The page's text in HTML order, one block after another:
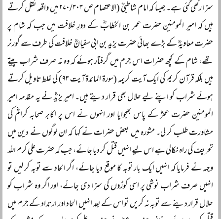
سزا رکھی گئی ہے۔ جیسا کہ امام شاطبیؒ (الاعتصام ص ۲۷۰/۳۰۳ میں واقعہ نقل کرتے
ہیں کہ امیر المومنین حضرت عمر بن الخطابؓ کے دورِ خلافت میں جب کہ شام پر
حضرت معاویہؓ کے بڑے بھائی حضرت یزید بن ابی سفیانؓ خلافت کی طرف سے گورنر
تھے، شام کے کچھ حضرات اس جرم میں گرفتار ہوئے کہ وہ نہ صرف شراب پیتے
ہیں بلکہ قرآن کریم کی ایک آیت کریمہ (سورۃ المائدۃ آیت ۹۳) کی غلط تاویل کرتے
ہوئے شراب کو اپنے لیے حلال بھی قرار دیتے ہیں۔ امیر یزیدؓ نے یہ مقدمہ امیر
المومنین حضرت عمرؓ کے پاس بھجوایا اور انہوں نے اس پر اکابر صحابہ کرامؓ کی
مشاورت طلب کر لی۔ مشورہ میں بعض حضرات نے کہا کہ ان لوگوں نے دین میں
تحریف کی راہ نکالی ہے اس لیے انہیں قتل کر دیا جائے، جب کہ حضرت علی کرم اللہ
وجہہ نے فرمایا کہ انہیں ایک بار توبہ کا موقع دیا جائے، اگر الحاد سے توبہ کر لیں تو
انہیں صرف شراب نوشی پر اسی کوڑوں کی سزا دی جائے، اور اگر وہ شراب کو
حلال قرار دینے سے توبہ نہ کریں تو اس کے بعد انہیں الحاد اور ارتداد کے جرم میں